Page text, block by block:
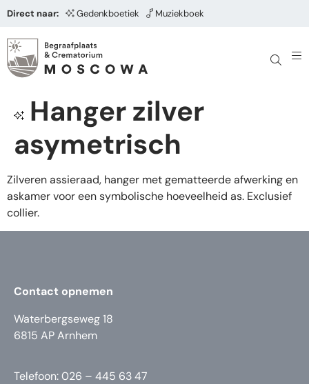
Direct naar: Gedenkboetiek Muziekboek
Hanger zilver
asymetrisch
Zilveren assieraad, hanger met gematteerde afwerking en
askamer voor een symbolische hoeveelheid as. Exclusief
collier.
Contact opnemen
Waterbergseweg 18
6815 AP Arnhem
Telefoon: 026 – 445 63 47